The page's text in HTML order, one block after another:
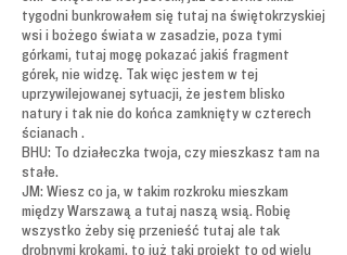
tygodni bunkrowałem się tutaj na świętokrzyskiej
wsi i bożego świata w zasadzie, poza tymi
górkami, tutaj mogę pokazać jakiś fragment
górek, nie widzę. Tak więc jestem w tej
uprzywilejowanej sytuacji, że jestem blisko
natury i tak nie do końca zamknięty w czterech
ścianach .
BHU: To działeczka twoja, czy mieszkasz tam na
stałe.
JM: Wiesz co ja, w takim rozkroku mieszkam
między Warszawą a tutaj naszą wsią. Robię
wszystko żeby się przenieść tutaj ale tak
drobnymi krokami, to już taki projekt to od wielu